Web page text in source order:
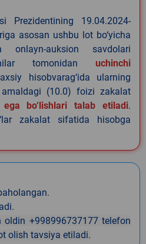
Prezidentining 19.04.2024-
asosan ushbu lot bo‘yicha
onlayn-auksion savdolari
tomonidan uchinchi
hisobvarag‘ida ularning
(10.0) foizi zakalat
ega bo‘lishlari talab etiladi.
zakalat sifatida hisobga
oldin +998996737177 telefon
olish tavsiya etiladi.